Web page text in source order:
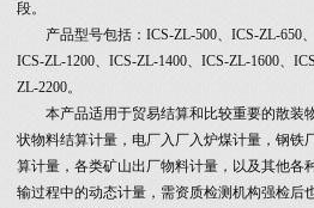
段。
产品型号包括：ICS-ZL-500、ICS-ZL-650、
ICS-ZL-1200、ICS-ZL-1400、ICS-ZL-1600、
ZL-2200。
本产品适用于贸易结算和比较重要的散装
状物料结算计量，电厂入厂入炉煤计量，钢铁
算计量，各类矿山出厂物料计量，以及其他各
输过程中的动态计量，需资质检测机构强检后